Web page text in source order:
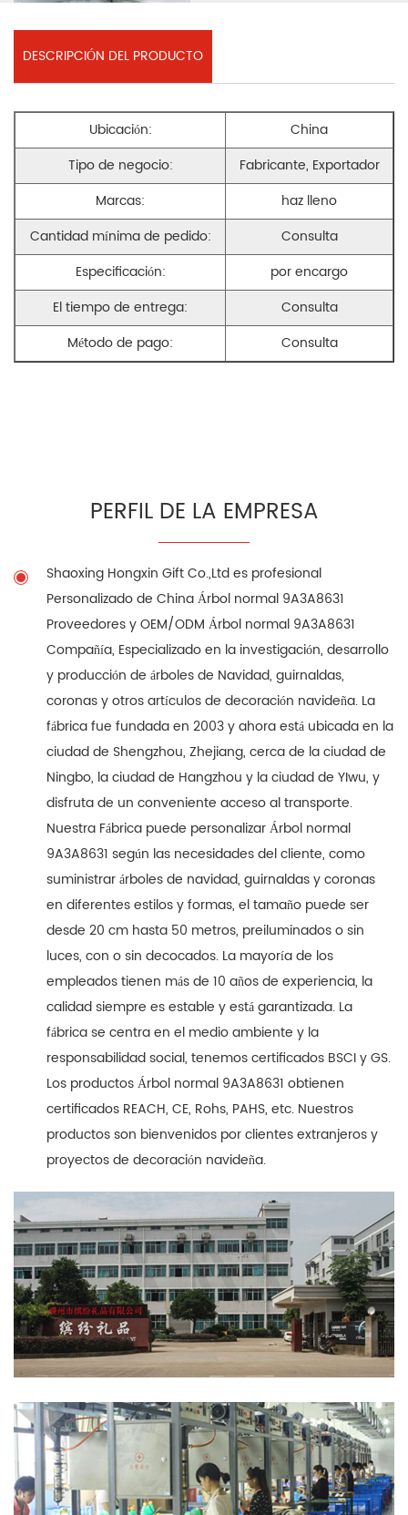
DESCRIPCIÓN DEL PRODUCTO
Ubicación:
China
Tipo de negocio:
Fabricante, Exportador
Marcas:
haz lleno
Cantidad mínima de pedido:
Consulta
Especificación:
por encargo
El tiempo de entrega:
Consulta
Método de pago:
Consulta
PERFIL DE LA EMPRESA
Shaoxing Hongxin Gift Co.,Ltd es profesional
Personalizado de China Árbol normal 9A3A8631
ProveedoresyOEM/ODM Árbol normal 9A3A8631
Compañía, Especializado en la investigación, desarrollo
y producción de árboles de Navidad, guirnaldas,
coronas y otros artículos de decoración navideña. La
fábrica fue fundada en 2003 y ahora está ubicada en la
ciudad de Shengzhou, Zhejiang, cerca de la ciudad de
Ningbo, la ciudad de Hangzhou y la ciudad de YIwu, y
disfruta de un conveniente acceso al transporte.
Nuestra Fábrica puede personalizar Árbol normal
9A3A8631 según las necesidades del cliente, como
suministrar árboles de navidad, guirnaldas y coronas
en diferentes estilos y formas, el tamaño puede ser
desde 20 cm hasta 50 metros, preiluminados o sin
luces, con o sin decocados. La mayoría de los
empleados tienen más de 10 años de experiencia, la
calidad siempre es estable y está garantizada. La
fábrica se centra en el medio ambiente y la
responsabilidad social, tenemos certificados BSCI y GS.
Los productos Árbol normal 9A3A8631 obtienen
certificados REACH, CE, Rohs, PAHS, etc. Nuestros
productos son bienvenidos por clientes extranjeros y
proyectos de decoración navideña.